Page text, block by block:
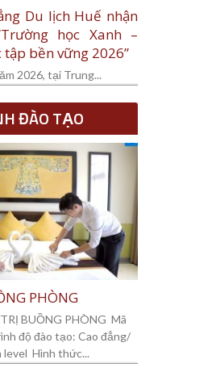
Du lịch Huế nhận
học Xanh –
tập bền vững 2026”
2026, tại Trung...
ĐÀO TẠO
PHÒNG
BUỒNG PHÒNG Mã
độ đào tạo: Cao đẳng/
level Hình thức...